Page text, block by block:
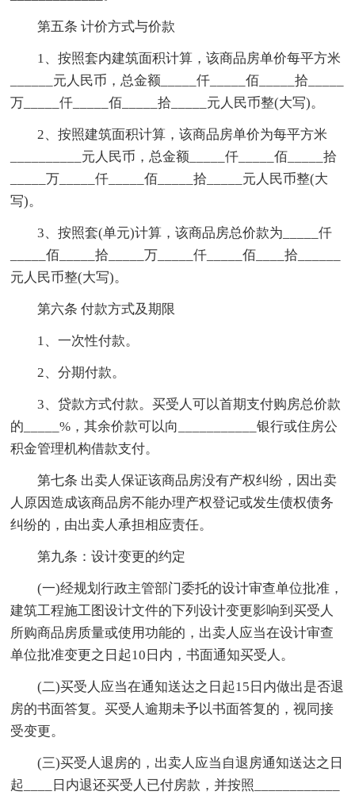
第五条 计价方式与价款
1、按照套内建筑面积计算，该商品房单价每平方米
______元人民币，总金额_____仟_____佰_____拾_____
万_____仟_____佰_____拾_____元人民币整(大写)。
2、按照建筑面积计算，该商品房单价为每平方米
__________元人民币，总金额_____仟_____佰_____拾
_____万_____仟_____佰_____拾_____元人民币整(大
写)。
3、按照套(单元)计算，该商品房总价款为_____仟
_____佰_____拾_____万_____仟_____佰____拾______
元人民币整(大写)。
第六条 付款方式及期限
1、一次性付款。
2、分期付款。
3、贷款方式付款。买受人可以首期支付购房总价款
的_____%，其余价款可以向___________银行或住房公
积金管理机构借款支付。
第七条 出卖人保证该商品房没有产权纠纷，因出卖
人原因造成该商品房不能办理产权登记或发生债权债务
纠纷的，由出卖人承担相应责任。
第九条：设计变更的约定
(一)经规划行政主管部门委托的设计审查单位批准，
建筑工程施工图设计文件的下列设计变更影响到买受人
所购商品房质量或使用功能的，出卖人应当在设计审查
单位批准变更之日起10日内，书面通知买受人。
(二)买受人应当在通知送达之日起15日内做出是否退
房的书面答复。买受人逾期未予以书面答复的，视同接
受变更。
(三)买受人退房的，出卖人应当自退房通知送达之日
起____日内退还买受人已付房款，并按照____________